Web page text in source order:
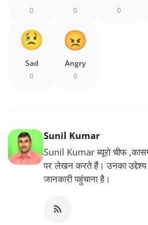
0 0 0
Sad
0
Angry
0
Sunil Kumar
Sunil Kumar ब्यूरो चीफ
पर लेखन करते हैं। उनका
जानकारी पहुंचाना है।